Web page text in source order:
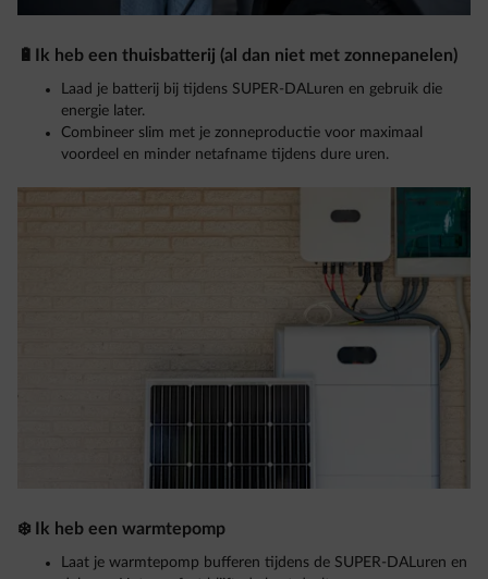
🔋Ik heb een thuisbatterij (al dan niet met zonnepanelen)
Laad je batterij bij tijdens SUPER-DALuren en gebruik die
energie later.
Combineer slim met je zonneproductie voor maximaal
voordeel en minder netafname tijdens dure uren.
❄️ Ik heb een warmtepomp
Laat je warmtepomp bufferen tijdens de SUPER-DALuren en